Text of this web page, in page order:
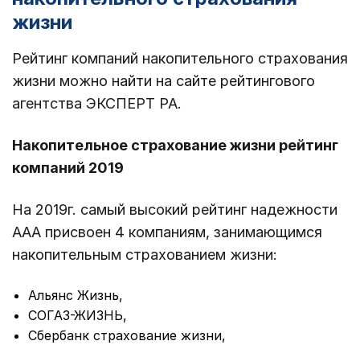
жизни
Рейтинг компаний накопительного страхования
жизни можно найти на сайте рейтингового
агентства ЭКСПЕРТ РА.
Накопительное страхование жизни рейтинг
компаний 2019
На 2019г. самый высокий рейтинг надежности
AАА присвоен 4 компаниям, занимающимся
накопительным страхованием жизни:
Альянс Жизнь,
СОГАЗ-ЖИЗНЬ,
Сбербанк страхование жизни,